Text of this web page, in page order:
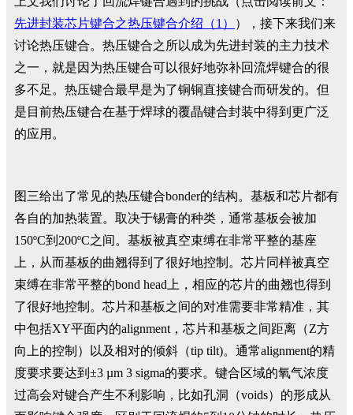
先进封装芯片键合之热压键合介绍（1）
），接下来我们来
讨论热压键合。热压键合之所以成为先进封装的主力技术
之一，就是因为热压键合可以很好地弥补回流焊键合的很
多不足。热压键合最早是为了铜铜直接键合而研发的。但
是目前热压键合在基于焊球的覆晶键合封装中得到更广泛
的应用。
图三给出了常见的热压键合bonder的结构。基板和芯片都有
各自的加热装置。取决于锡膏的种类，通常基板会被加
150ºC到200ºC之间。基板被真空束缚在非常平整的基座
上，从而基板的曲翘得到了很好地控制。芯片同样被真空
束缚在非常平整的bond head上，相应的芯片的曲翘也得到
了很好地控制。芯片和基板之间的对准需要非常精准，其
中包括XY平面内的alignment，芯片和基板之间距离（Z方
向上的控制）以及相对的倾斜（tip tilt)。通常alignment的精
度要求要达到±3 µm 3 sigma的要求。键合区域的氧气浓度
过高会对键合产生不利影响，比如孔洞（voids）的形成从